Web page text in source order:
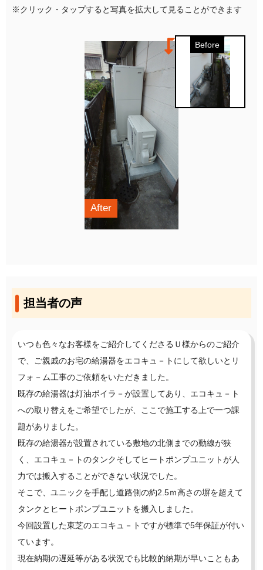
※クリック・タップすると写真を拡大して見ることができます
Before
After
担当者の声
いつも色々なお客様をご紹介してくださるＵ様からのご紹介
で、ご親戚のお宅の給湯器をエコキュ－トにして欲しいとリ
フォ－ム工事のご依頼をいただきました。
既存の給湯器は灯油ボイラ－が設置してあり、エコキュ－ト
への取り替えをご希望でしたが、ここで施工する上で一つ課
題がありました。
既存の給湯器が設置されている敷地の北側までの動線が狭
く、エコキュ－トのタンクそしてヒートポンプユニットが人
力では搬入することができない状況でした。
そこで、ユニックを手配し道路側の約2.5ｍ高さの塀を超えて
タンクとヒートポンプユニットを搬入しました。
今回設置した東芝のエコキュ－トですが標準で5年保証が付い
ています。
現在納期の遅延等がある状況でも比較的納期が早いこともあ